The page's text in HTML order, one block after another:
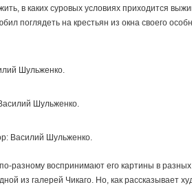
в каких суровых условиях приходится
поглядеть на крестьян из окна своего
Шульженко.
Шульженко.
Василий Шульженко.
разному воспринимают его картины в
из галерей Чикаго. Но, как рассказывает